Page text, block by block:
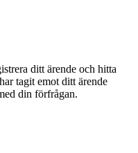
ditt ärende och hitta
tagit emot ditt ärende
din förfrågan.